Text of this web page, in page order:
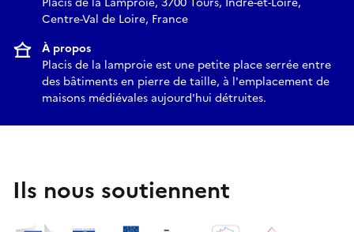
Centre-Val de Loire, France
À propos
Placis de la lamproie est une petite place serrée entre
des bâtiments en pierre de taille, à l'emplacement de
maisons médiévales aujourd'hui détruites.
Ils nous soutiennent